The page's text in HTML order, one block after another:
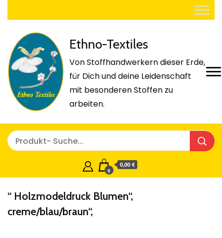
Ethno-Textiles
Von Stoffhandwerkern dieser Erde,
für Dich und deine Leidenschaft
mit besonderen Stoffen zu
arbeiten.
0
0,00 €
“ Holzmodeldruck Blumen“,
creme/blau/braun“,